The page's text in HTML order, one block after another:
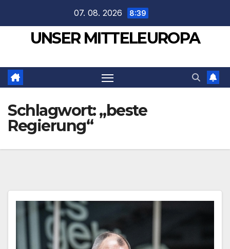
springen
07. 08. 2026 8:39
UNSER MITTELEUROPA
Schlagwort:„beste
Regierung“